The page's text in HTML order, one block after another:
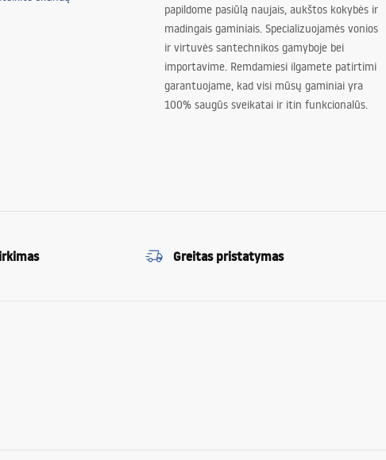
papildome pasiūlą naujais, aukštos kokybės ir
madingais gaminiais. Specializuojamės vonios
ir virtuvės santechnikos gamyboje bei
importavime. Remdamiesi ilgamete patirtimi
garantuojame, kad visi mūsų gaminiai yra
100% saugūs sveikatai ir itin funkcionalūs.
Greitas pristatymas